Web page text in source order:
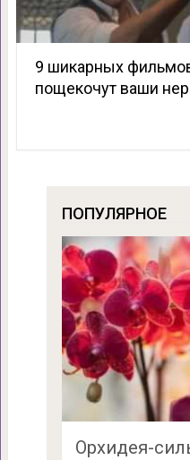
9 шикарных
пощекочут ваши
ПОПУЛЯРНОЕ
Орхидея-